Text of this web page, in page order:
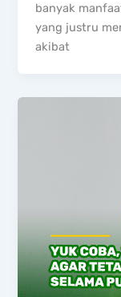
banyak
yang justru
akibat